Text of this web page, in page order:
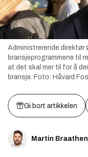
Administrerende direktør
bransjeprogrammene til
at det skal mer til for å
bransje. Foto: Håvard
Gi bort artikkelen
Martin